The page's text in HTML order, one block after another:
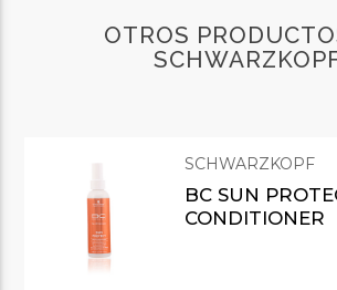
OTROS
SCHWARZKOPF
BC SUN
CONDITIONER